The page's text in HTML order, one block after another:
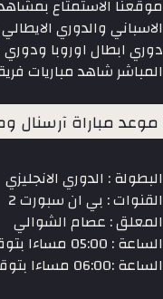
موقعنا الاستمتاع
الاسباني والدوري
دوري ابطال اوروبا
المباشر شاهد مباريات
موعد مباراة آرسنال
البطولة : الدوري الانجليزي
القنوات : بي ان سبورت 2
المعلق : عصام الشوالي
الساعة : 05:00 مساءا بتوقيت مصر
الساعة :06:00 مساءا بتوقيت السعوديه